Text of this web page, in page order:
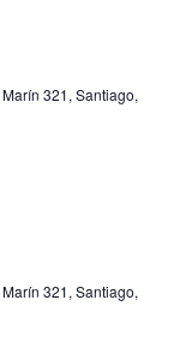
Marín 321, Santiago,
Marín 321, Santiago,